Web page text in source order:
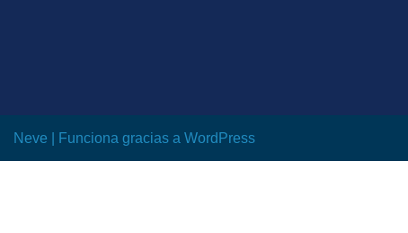
Neve | Funciona gracias a WordPress